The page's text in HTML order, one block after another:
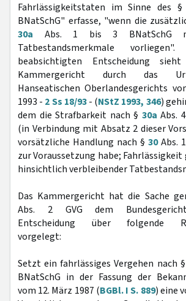
Fahrlässigkeitstaten im Sinne des §
BNatSchG" erfasse, "wenn die
30a Abs. 1 bis 3 BNatSchG
Tatbestandsmerkmale
beabsichtigten Entscheidung
Kammergericht durch das
Hanseatischen Oberlandesgerichts
1993 - 2 Ss 18/93- (NStZ 1993, 346)
dem die Strafbarkeit nach § 30a Abs.
(in Verbindung mit Absatz 2 dieser
vorsätzliche Handlung nach § 30Abs.
zur Voraussetzung habe; Fahrlässigkeit
hinsichtlich verbleibender
Das Kammergericht hat die Sache
Abs. 2 GVG dem
Entscheidung über folgende
vorgelegt:
Setzt ein fahrlässiges Vergehen nach §
BNatSchG in der Fassung der
vom 12. März 1987 (BGBl. I S. 889) eine